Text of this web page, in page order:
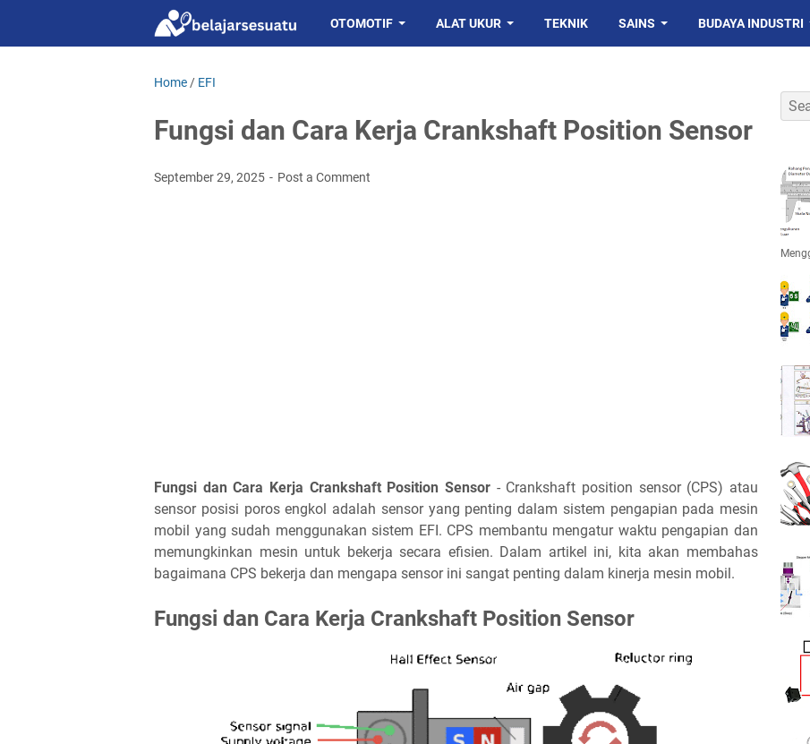
OTOMOTIF ALAT UKUR TEKNIK SAINS BUDAYA INDUSTRI
Home / EFI
Fungsi dan Cara Kerja Crankshaft Position Sensor
September 29, 2025 Post a Comment
Fungsi dan Cara Kerja Crankshaft Position Sensor - Crankshaft position sensor (CPS) atau
sensor posisi poros engkol adalah sensor yang penting dalam sistem pengapian pada mesin
mobil yang sudah menggunakan sistem EFI. CPS membantu mengatur waktu pengapian dan
memungkinkan mesin untuk bekerja secara efisien. Dalam artikel ini, kita akan membahas
bagaimana CPS bekerja dan mengapa sensor ini sangat penting dalam kinerja mesin mobil.
Fungsi dan Cara Kerja Crankshaft Position Sensor